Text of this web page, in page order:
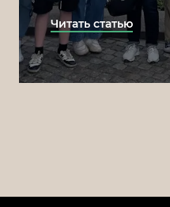
Читать статью